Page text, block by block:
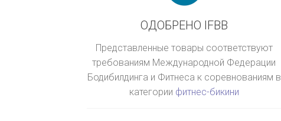
ОДОБРЕНО IFBB
Представленные товары соответствуют
требованиям Международной Федерации
Бодибилдинга и Фитнеса к соревнованиям в
категории фитнес-бикини